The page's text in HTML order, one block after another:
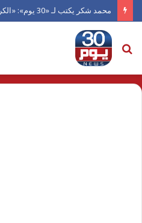
محمد شكر يكتب لـ «30 يوم»: «الكرنك».. أزمة سينما أتلفها الهوى
بحث
عن